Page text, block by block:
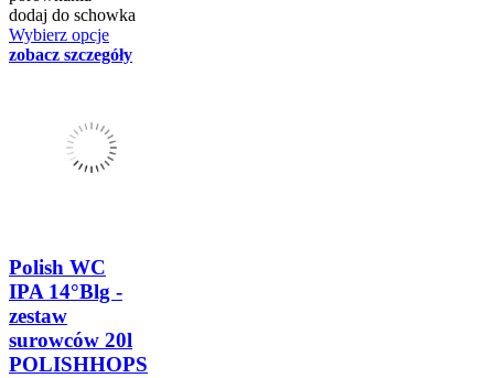
dodaj do schowka
Wybierz opcje
zobacz szczegóły
Polish WC
IPA 14°Blg -
zestaw
surowców 20l
POLISHHOPS